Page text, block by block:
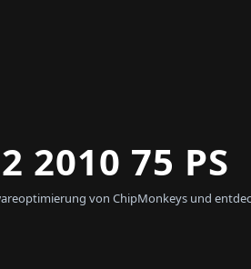
2010 75 PS
von ChipMonkeys und